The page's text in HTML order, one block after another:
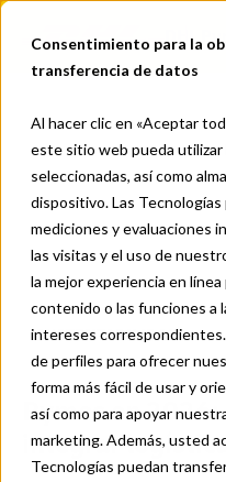
Consentimiento para la
transferencia de datos
Al hacer clic en «Aceptar
este sitio web pueda utilizar
seleccionadas, así como
dispositivo. Las
mediciones y evaluaciones
las visitas y el uso de
la mejor experiencia en
contenido o las funciones a
intereses
de perfiles para ofrecer
forma más fácil de usar y
así como para apoyar
marketing. Además, usted
Tecnologías puedan
DHL
Pymes en
integrar
SUSTENTABILIDAD
Pymes en 2026:
integrar